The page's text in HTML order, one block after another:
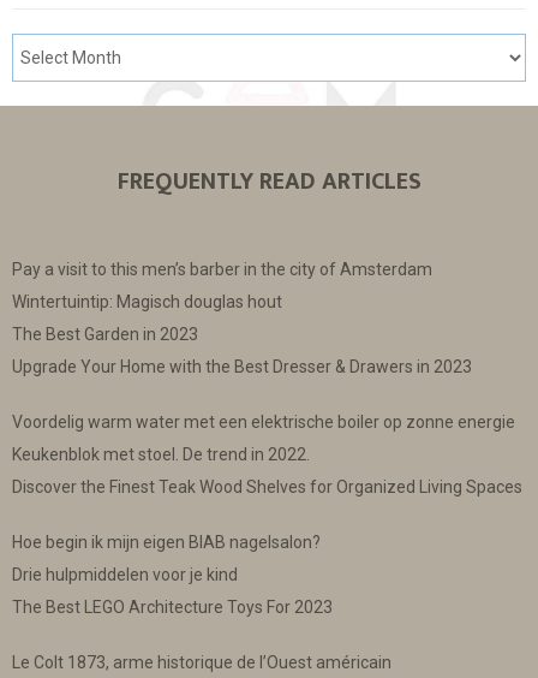
FREQUENTLY READ ARTICLES
Pay a visit to this men’s barber in the city of Amsterdam
Wintertuintip: Magisch douglas hout
The Best Garden in 2023
Upgrade Your Home with the Best Dresser & Drawers in 2023
Voordelig warm water met een elektrische boiler op zonne energie
Keukenblok met stoel. De trend in 2022.
Discover the Finest Teak Wood Shelves for Organized Living Spaces
Hoe begin ik mijn eigen BIAB nagelsalon?
Drie hulpmiddelen voor je kind
The Best LEGO Architecture Toys For 2023
Le Colt 1873, arme historique de l’Ouest américain